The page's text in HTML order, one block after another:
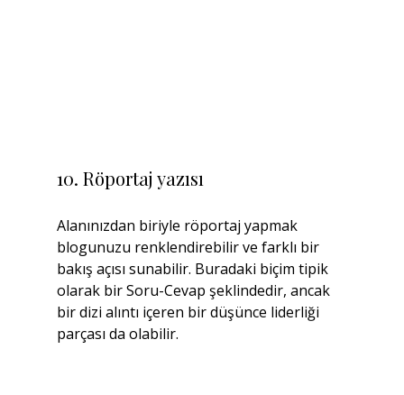
10. Röportaj yazısı
Alanınızdan biriyle röportaj yapmak
blogunuzu renklendirebilir ve farklı bir
bakış açısı sunabilir. Buradaki biçim tipik
olarak bir Soru-Cevap şeklindedir, ancak
bir dizi alıntı içeren bir düşünce liderliği
parçası da olabilir.